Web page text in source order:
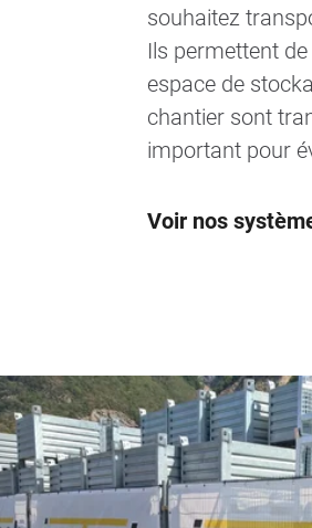
souhaitez
Ils permettent
espace de
chantier sont
important pour
Voir nos